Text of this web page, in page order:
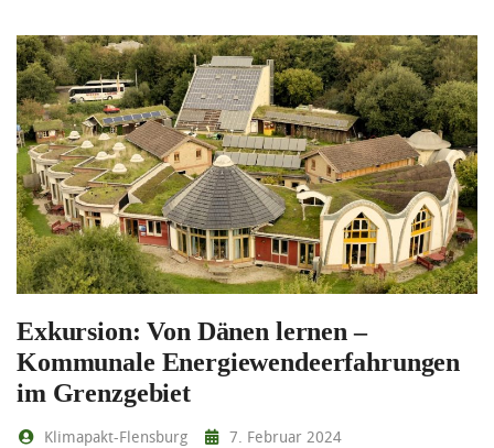
Exkursion: Von Dänen lernen –
Kommunale Energiewendeerfahrungen
im Grenzgebiet
Klimapakt-Flensburg
7. Februar 2024